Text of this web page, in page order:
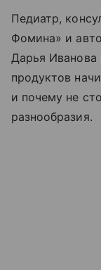
Педиатр,
Фомина» и
Дарья Иванова
продуктов
и почему не
разнообразия.